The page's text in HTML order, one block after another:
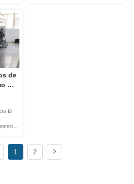
a alta
de
de
El
1 2